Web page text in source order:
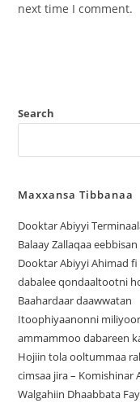
next time I comment.
Search
Maxxansa Tibbanaa
Dooktar Abiyyi
Balaay Zallaqaa eebbisan
Dooktar Abiyyi Ahimad fi
dabalee qondaaltootni
Baahardaar daawwatan
Itoophiyaanonni
ammammoo dabareen
Hojiin tola ooltummaa
cimsaa jira – Komishinar
Walgahiin Dhaabbata